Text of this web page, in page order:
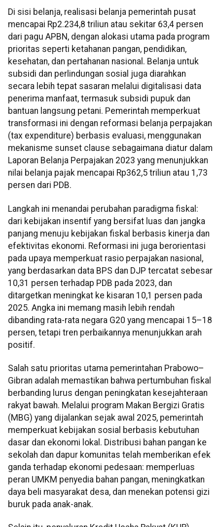
Di sisi belanja, realisasi belanja pemerintah pusat
mencapai Rp2.234,8 triliun atau sekitar 63,4 persen
dari pagu APBN, dengan alokasi utama pada program
prioritas seperti ketahanan pangan, pendidikan,
kesehatan, dan pertahanan nasional. Belanja untuk
subsidi dan perlindungan sosial juga diarahkan
secara lebih tepat sasaran melalui digitalisasi data
penerima manfaat, termasuk subsidi pupuk dan
bantuan langsung petani. Pemerintah memperkuat
transformasi ini dengan reformasi belanja perpajakan
(tax expenditure) berbasis evaluasi, menggunakan
mekanisme sunset clause sebagaimana diatur dalam
Laporan Belanja Perpajakan 2023 yang menunjukkan
nilai belanja pajak mencapai Rp362,5 triliun atau 1,73
persen dari PDB.
Langkah ini menandai perubahan paradigma fiskal:
dari kebijakan insentif yang bersifat luas dan jangka
panjang menuju kebijakan fiskal berbasis kinerja dan
efektivitas ekonomi. Reformasi ini juga berorientasi
pada upaya memperkuat rasio perpajakan nasional,
yang berdasarkan data BPS dan DJP tercatat sebesar
10,31 persen terhadap PDB pada 2023, dan
ditargetkan meningkat ke kisaran 10,1 persen pada
2025. Angka ini memang masih lebih rendah
dibanding rata-rata negara G20 yang mencapai 15–18
persen, tetapi tren perbaikannya menunjukkan arah
positif.
Salah satu prioritas utama pemerintahan Prabowo–
Gibran adalah memastikan bahwa pertumbuhan fiskal
berbanding lurus dengan peningkatan kesejahteraan
rakyat bawah. Melalui program Makan Bergizi Gratis
(MBG) yang dijalankan sejak awal 2025, pemerintah
memperkuat kebijakan sosial berbasis kebutuhan
dasar dan ekonomi lokal. Distribusi bahan pangan ke
sekolah dan dapur komunitas telah memberikan efek
ganda terhadap ekonomi pedesaan: memperluas
peran UMKM penyedia bahan pangan, meningkatkan
daya beli masyarakat desa, dan menekan potensi gizi
buruk pada anak-anak.